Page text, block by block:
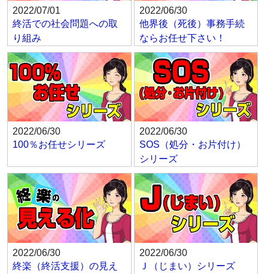
2022/07/01
終活での社会問題への取
り組み
2022/06/30
他界後（死後）事務手続
ならお任せ下さい！
2022/06/30
100％お任せシリーズ
2022/06/30
SOS（処分・お片付け）
シリーズ
2022/06/30
終楽（終活支援）の見え
2022/06/30
Ｊ（じまい）シリーズ